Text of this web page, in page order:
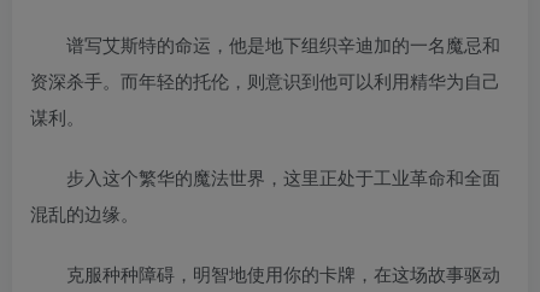
谱写艾斯特的命运，他是地下组织辛迪加的一名魔忌和
资深杀手。而年轻的托伦，则意识到他可以利用精华为自己
谋利。
步入这个繁华的魔法世界，这里正处于工业革命和全面
混乱的边缘。
克服种种障碍，明智地使用你的卡牌，在这场故事驱动